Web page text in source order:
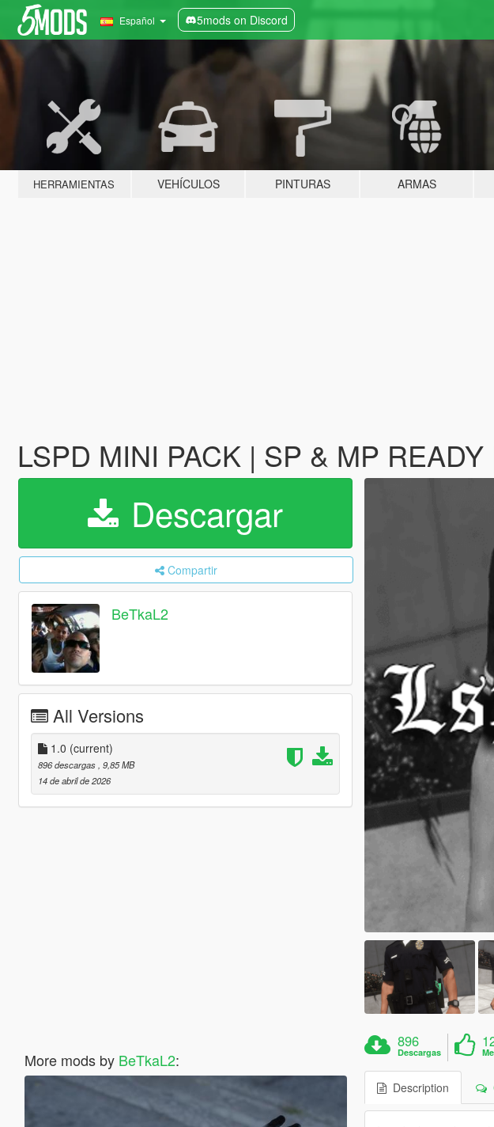
Español 5mods on Discord
HERRAMIENTAS VEHÍCULOS PINTURAS ARMAS
LSPD MINI PACK | SP & MP
Descargar
Compartir
BeTkaL2
All Versions
1.0 (current)
896 descargas , 9,85 MB
14 de abril de 2026
More mods by BeTkaL2:
896
Descargas
Description